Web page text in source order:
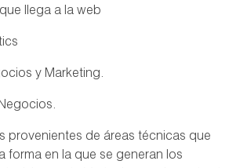
llega a la web
y Marketing.
provenientes de áreas técnicas que
forma en la que se generan los